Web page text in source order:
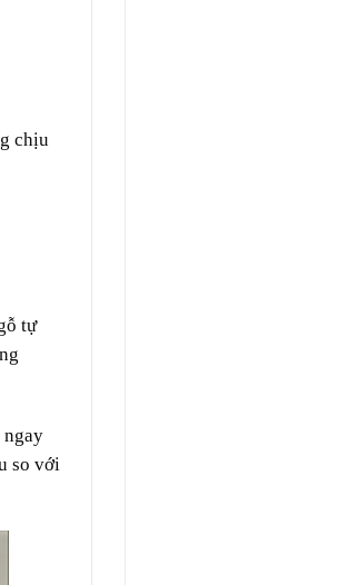
chịu
tự
ngay
so với